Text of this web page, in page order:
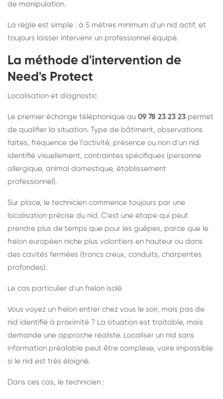
de manipulation.
La règle est simple : à 5 mètres minimum d'un nid actif, et
toujours laisser intervenir un professionnel équipé.
La méthode d'intervention de
Need's Protect
Localisation et diagnostic
Le premier échange téléphonique au 09 78 23 23 23 permet
de qualifier la situation. Type de bâtiment, observations
faites, fréquence de l'activité, présence ou non d'un nid
identifié visuellement, contraintes spécifiques (personne
allergique, animal domestique, établissement
professionnel).
Sur place, le technicien commence toujours par une
localisation précise du nid. C'est une étape qui peut
prendre plus de temps que pour les guêpes, parce que le
frelon européen niche plus volontiers en hauteur ou dans
des cavités fermées (troncs creux, conduits, charpentes
profondes).
Le cas particulier d'un frelon isolé
Vous voyez un frelon entrer chez vous le soir, mais pas de
nid identifié à proximité ? La situation est traitable, mais
demande une approche réaliste. Localiser un nid sans
information préalable peut être complexe, voire impossible
si le nid est très éloigné.
Dans ces cas, le technicien :